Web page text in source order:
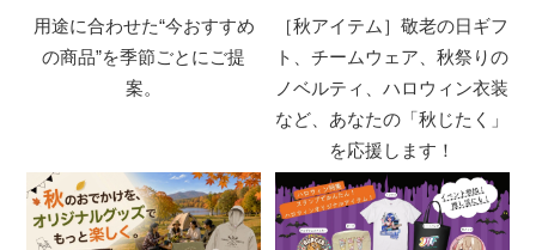
用途に合わせた“今おすすめ
の商品”を季節ごとにご提
案。
［秋アイテム］敬老の日ギフ
ト、チームウェア、秋祭りの
ノベルティ、ハロウィン衣装
など、あなたの「秋じたく」
を応援します！